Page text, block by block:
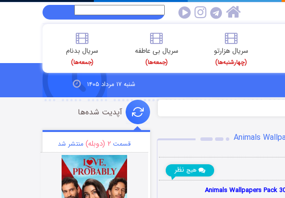
سریال هزارتو
(چهارشنبه‌ها)
سریال بی عاطفه
(جمعه‌ها)
سریال بدنام
(جمعه‌ها)
شنبه ۱۷ مرداد ۱۴۰۵
هیچ نظر
آپدیت شده‌ها
قسمت ۲ (دوبله) منتشر شد